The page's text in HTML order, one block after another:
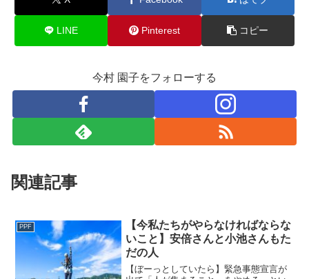
LINE Pinterest コピー
今村 園子をフォローする
関連記事
PPF
【今私たちがやらなければならな
いこと】安倍さんと小池さんもた
だの人
【ぼーっとしていたら】緊急事態宣言が